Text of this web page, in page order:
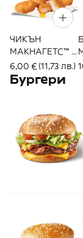
ЧИКЪН
МАКНАГЕТС™ 6
БР.
6,00 € (11,73 лв.)
Бургери